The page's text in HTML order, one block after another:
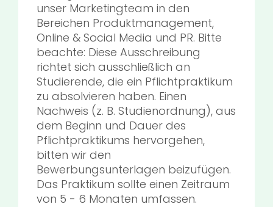
unser Marketingteam in den
Bereichen Produktmanagement,
Online & Social Media und PR. Bitte
beachte: Diese Ausschreibung
richtet sich ausschließlich an
Studierende, die ein Pflichtpraktikum
zu absolvieren haben. Einen
Nachweis (z. B. Studienordnung), aus
dem Beginn und Dauer des
Pflichtpraktikums hervorgehen,
bitten wir den
Bewerbungsunterlagen beizufügen.
Das Praktikum sollte einen Zeitraum
von 5 - 6 Monaten umfassen.